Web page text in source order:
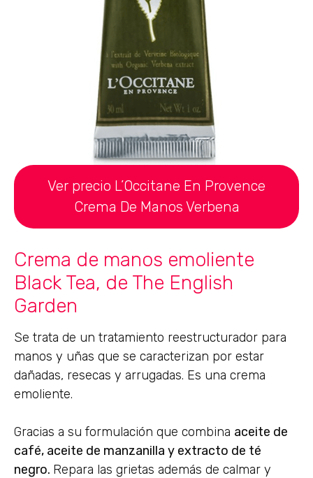
Ver precio L’Occitane En Provence
Crema De Manos Verbena
Crema de manos emoliente
Black Tea, de The English
Garden
Se trata de un tratamiento reestructurador para
manos y uñas que se caracterizan por estar
dañadas, resecas y arrugadas. Es una crema
emoliente.
Gracias a su formulación que combina aceite de
café, aceite de manzanilla y extracto de té
negro. Repara las grietas además de calmar y